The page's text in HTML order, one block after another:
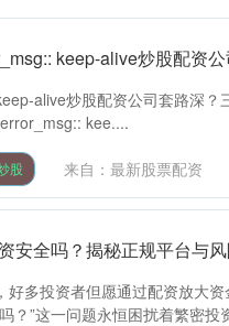
keep-alive炒股配资
alive炒股配资公司套路深？
kee....
股 来自：最新股票配资
安全吗？揭秘正规平台与
好多投资者但愿通过配资放大
？”这一问题永恒困扰着繁密